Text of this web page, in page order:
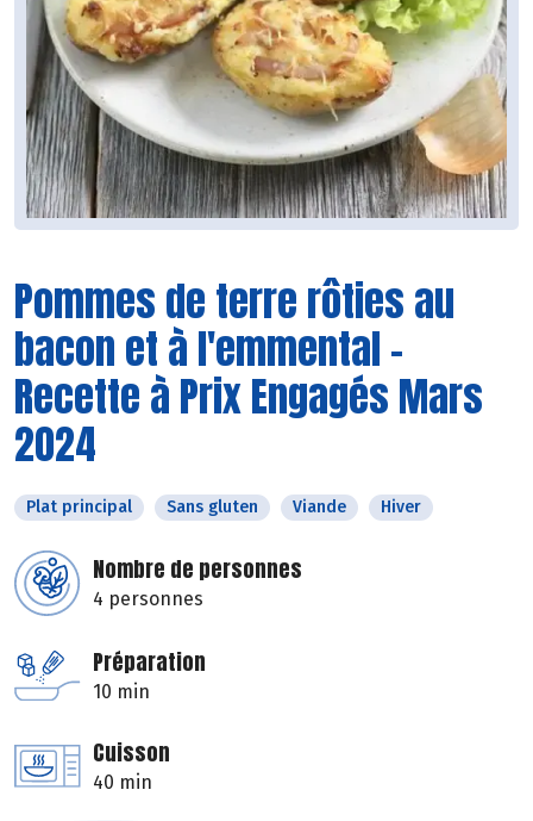
Pommes de terre rôties au
bacon et à l'emmental -
Recette à Prix Engagés Mars
2024
Plat principal Sans gluten Viande Hiver
Nombre de personnes
4 personnes
Préparation
10 min
Cuisson
40 min